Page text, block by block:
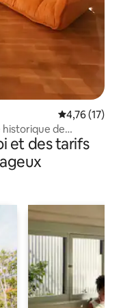
Évaluation
4,76 (17)
de
et des tarifs